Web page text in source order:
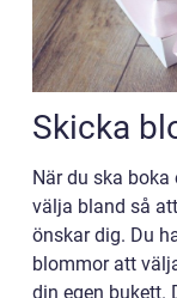
Skicka
När du ska
välja bland så
önskar dig. Du
blommor att
din egen bukett.